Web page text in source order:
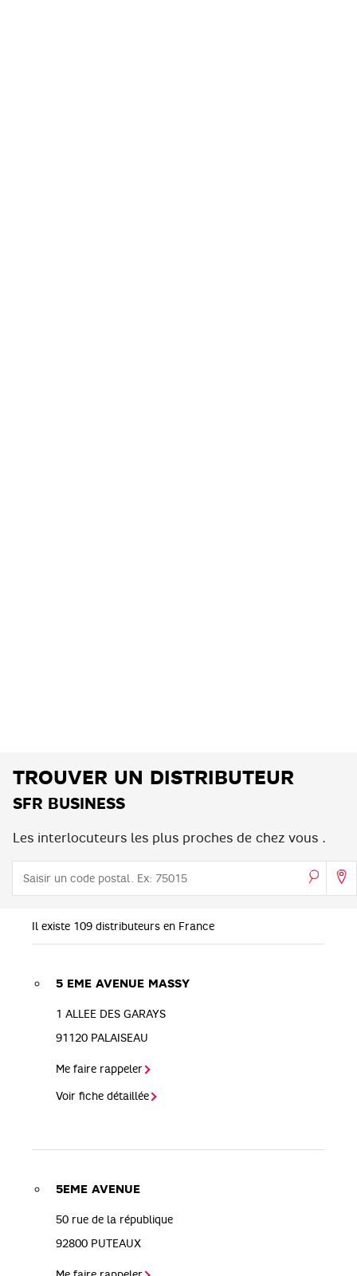
TROUVER UN DISTRIBUTEUR
SFR BUSINESS
Les interlocuteurs les plus proches de chez vous .
Il existe 109 distributeurs en France
5 EME AVENUE MASSY
1 ALLEE DES GARAYS
91120 PALAISEAU
Me faire rappeler
Voir fiche détaillée
5EME AVENUE
50 rue de la république
92800 PUTEAUX